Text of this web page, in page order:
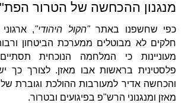
מנגנון ההכחשה של הטרור
כפי שחשפנו באתר"הקול היהודי",
חלקים לא מבוטלים ממערכת הביטחון
מעוניינות כי המלחמה הנוכחית
פלסטינית בראשות אבו מאזן. לצורך כך
והכחשה אדיר למעורבות ההולכת וגוברת
מאזן ומנגנוני הרש"פ בפיגועים ובטרור.